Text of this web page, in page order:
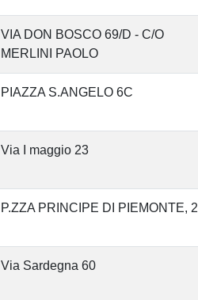
VIA DON BOSCO 69/D - C/O
MERLINI PAOLO
PIAZZA S.ANGELO 6C
Via I maggio 23
P.ZZA PRINCIPE DI PIEMONTE, 2
Via Sardegna 60